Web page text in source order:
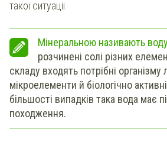
такої ситуації.
Мінеральною називають воду
розчинені солі різних
складу входять потрібні
мікроелементи й біологічно
більшості випадків така вода має
походження.